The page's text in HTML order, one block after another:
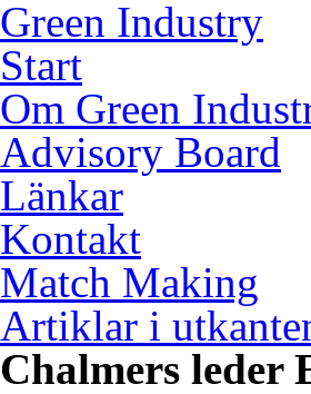
Green Industry
Start
Om Green
Advisory Board
Länkar
Kontakt
Match Making
Artiklar i
Chalmers leder